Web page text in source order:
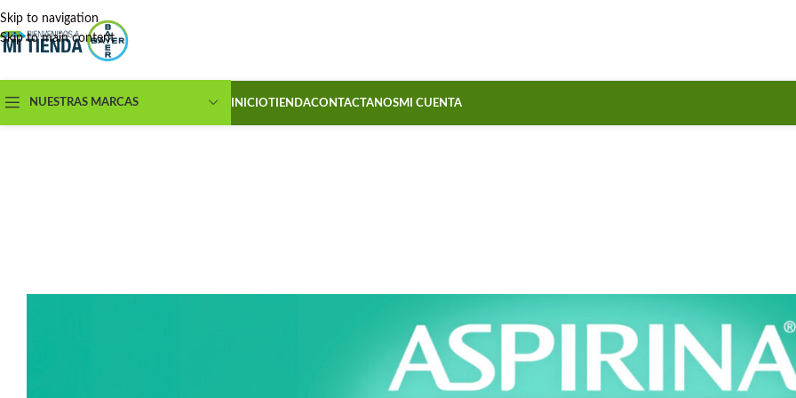
Skip to navigation
Skip to main content
NUESTRAS MARCAS INICIOTIENDACONTACTANOSMI CUENTA